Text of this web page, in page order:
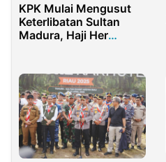
KPK Mulai Mengusut
Keterlibatan Sultan
Madura, Haji Her